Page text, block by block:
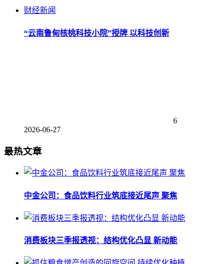
财经新闻
“云南鲁甸核桃科技小院”授牌 以科技创新
6
2026-06-27
最热文章
中金公司：食品饮料行业筑底接近尾声 聚焦
消费板块三季报透视：结构优化凸显 新动能